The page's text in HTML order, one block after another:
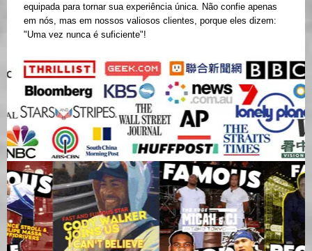
equipada para tornar sua experiência única. Não confie apenas
em nós, mas em nossos valiosos clientes, porque eles dizem:
"Uma vez nunca é suficiente"!